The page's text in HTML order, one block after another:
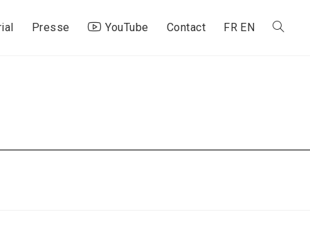
Presse YouTube Contact FR EN Toggle